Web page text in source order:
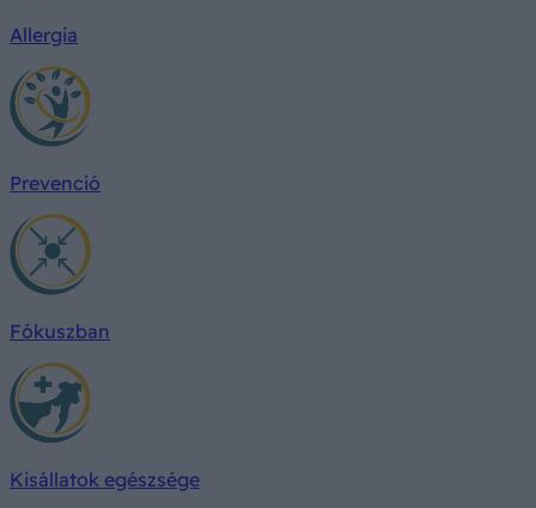
Allergia
Prevenció
Fókuszban
Kisállatok egészsége